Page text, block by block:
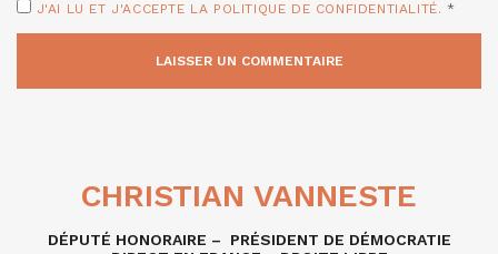
J'AI LU ET J'ACCEPTE LA POLITIQUE DE CONFIDENTIALITÉ. *
CHRISTIAN VANNESTE
DÉPUTÉ HONORAIRE – PRÉSIDENT DE DÉMOCRATIE